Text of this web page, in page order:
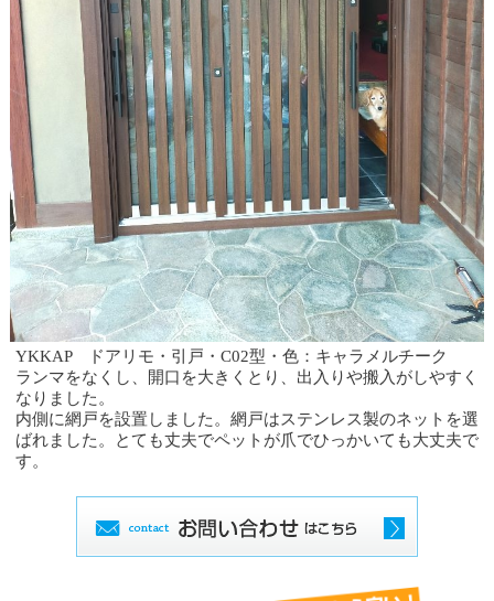
YKKAP ドアリモ・引戸・C02型・色：キャラメルチーク
ランマをなくし、開口を大きくとり、出入りや搬入がしやすく
なりました。
内側に網戸を設置しました。網戸はステンレス製のネットを選
ばれました。とても丈夫でペットが爪でひっかいても大丈夫で
す。